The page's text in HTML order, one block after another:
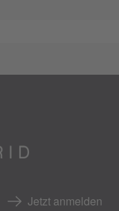
Jetzt anmelden